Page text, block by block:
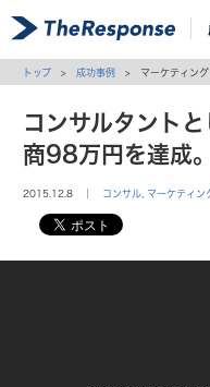
トップ > 成功事例 > マーケティング
コンサルタント
商98万円を達成。
2015.12.8 ｜ コンサル マーケティン